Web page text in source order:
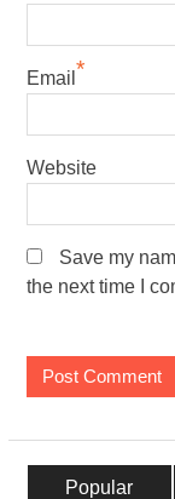
Email *
Website
Save my
the next time I
Popular